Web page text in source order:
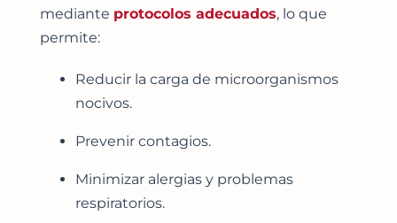
mediante protocolos adecuados, lo que
permite:
Reducir la carga de microorganismos
nocivos.
Prevenir contagios.
Minimizar alergias y problemas
respiratorios.